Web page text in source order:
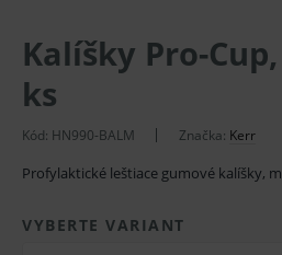
Kalíšky Pro-
ks
Kód: HN990-BALM Značka: Kerr
Profylaktické leštiace gumové kalíšky,
VYBERTE VARIANT